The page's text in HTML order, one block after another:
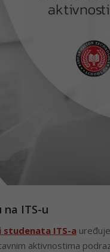
ITS-u
ITS-a
aktivnostima